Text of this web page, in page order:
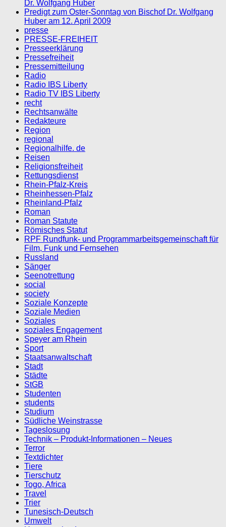
Dr. Wolfgang Huber
Predigt zum Oster-Sonntag von Bischof Dr. Wolfgang
Huber am 12. April 2009
presse
PRESSE-FREIHEIT
Presseerklärung
Pressefreiheit
Pressemitteilung
Radio
Radio IBS Liberty
Radio TV IBS Liberty
recht
Rechtsanwälte
Redakteure
Region
regional
Regionalhilfe. de
Reisen
Religionsfreiheit
Rettungsdienst
Rhein-Pfalz-Kreis
Rheinhessen-Pfalz
Rheinland-Pfalz
Roman
Roman Statute
Römisches Statut
RPF Rundfunk- und Programmarbeitsgemeinschaft für
Film, Funk und Fernsehen
Russland
Sänger
Seenotrettung
social
society
Soziale Konzepte
Soziale Medien
Soziales
soziales Engagement
Speyer am Rhein
Sport
Staatsanwaltschaft
Stadt
Städte
StGB
Studenten
students
Studium
Südliche Weinstrasse
Tageslosung
Technik – Produkt-Informationen – Neues
Terror
Textdichter
Tiere
Tierschutz
Togo, Africa
Travel
Trier
Tunesisch-Deutsch
Umwelt